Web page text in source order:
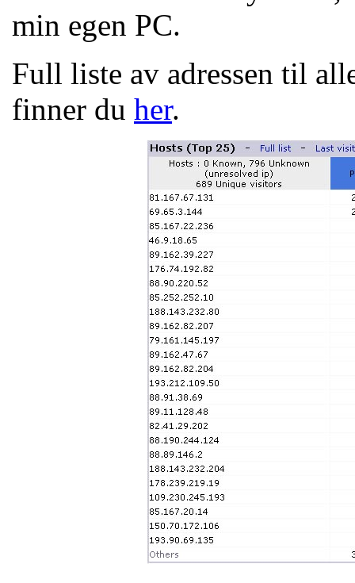
min egen PC.
Full liste av adressen til
finner du her.